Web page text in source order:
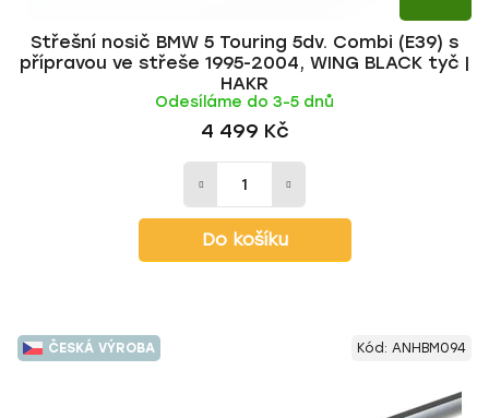
Střešní nosič BMW 5 Touring 5dv. Combi (E39) s
přípravou ve střeše 1995-2004, WING BLACK tyč |
HAKR
Odesíláme do 3-5 dnů
4 499 Kč
Do košíku
ČESKÁ VÝROBA Kód: ANHBM094